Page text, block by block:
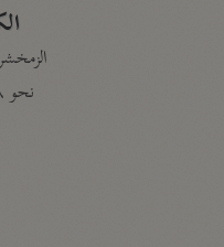
الزمخشري
نحو ٨ مجلدات